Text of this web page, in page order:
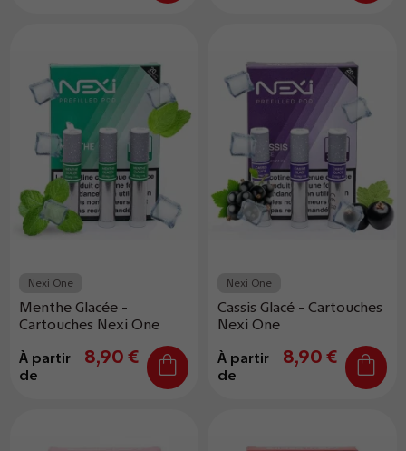
Nexi One
Menthe Glacée -
Cartouches Nexi One
À partir
de
8,90 €
Nexi One
Cassis Glacé - Cartouches
Nexi One
À partir
de
8,90 €